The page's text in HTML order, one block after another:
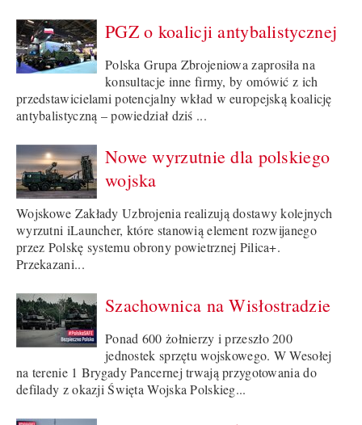
PGZ o koalicji antybalistycznej
Polska Grupa Zbrojeniowa zaprosiła na
konsultacje inne firmy, by omówić z ich
przedstawicielami potencjalny wkład w europejską koalicję
antybalistyczną – powiedział dziś ...
Nowe wyrzutnie dla polskiego
wojska
Wojskowe Zakłady Uzbrojenia realizują dostawy kolejnych
wyrzutni iLauncher, które stanowią element rozwijanego
przez Polskę systemu obrony powietrznej Pilica+.
Przekazani...
Szachownica na Wisłostradzie
Ponad 600 żołnierzy i przeszło 200
jednostek sprzętu wojskowego. W Wesołej
na terenie 1 Brygady Pancernej trwają przygotowania do
defilady z okazji Święta Wojska Polskieg...